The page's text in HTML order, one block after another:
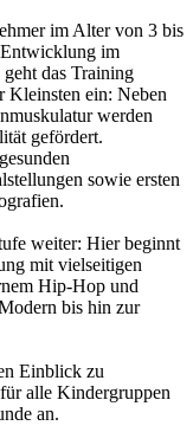
im Alter von 3 bis
Entwicklung im
das Training
Kleinsten ein: Neben
werden
gefördert.
sowie ersten
weiter: Hier beginnt
mit vielseitigen
Hip-Hop und
bis hin zur
Einblick zu
alle Kindergruppen
an.